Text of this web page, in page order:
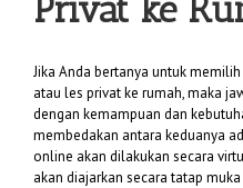
Privat ke
Jika Anda bertanya untuk
atau les privat ke rumah, maka
dengan kemampuan dan
membedakan antara keduanya
online akan dilakukan secara
akan diajarkan secara tatap